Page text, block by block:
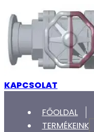
KAPCSOLAT
FŐOLDAL
TERMÉKEINK